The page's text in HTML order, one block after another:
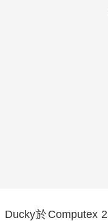
Ducky於Computex